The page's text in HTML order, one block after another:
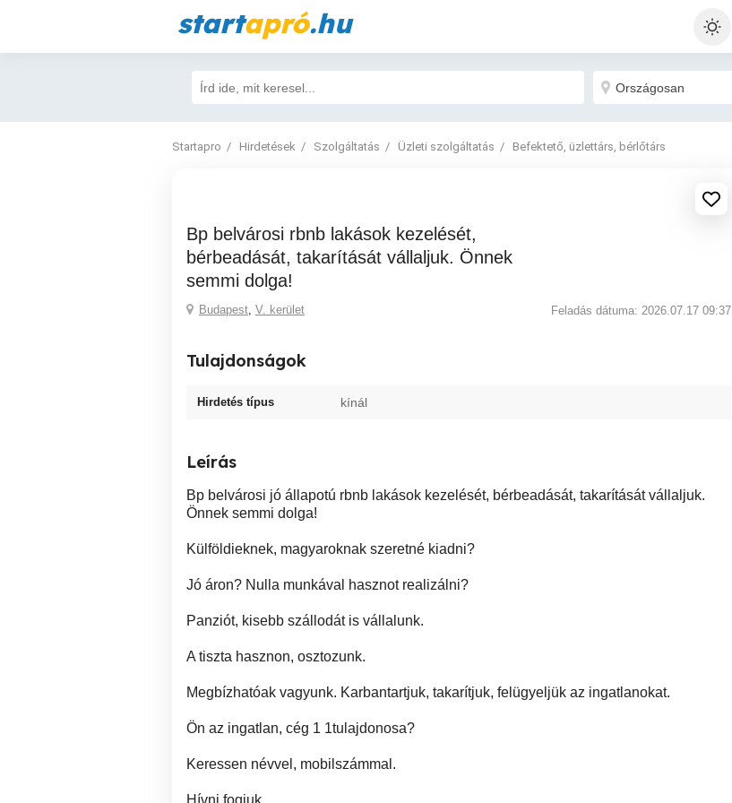
startapró.hu
Startapro Hirdetések Szolgáltatás Üzleti szolgáltatás Befektető, üzlettárs, bérlőtárs
Bp belvárosi rbnb lakások kezelését,
bérbeadását, takarítását vállaljuk. Önnek
semmi dolga!
Budapest, V. kerület Feladás dátuma: 2026.07.17 09:37
Tulajdonságok
Hirdetés típus kínál
Leírás
Bp belvárosi jó állapotú rbnb lakások kezelését, bérbeadását, takarítását vállaljuk.
Önnek semmi dolga!
Külföldieknek, magyaroknak szeretné kiadni?
Jó áron? Nulla munkával hasznot realizálni?
Panziót, kisebb szállodát is vállalunk.
A tiszta hasznon, osztozunk.
Megbízhatóak vagyunk. Karbantartjuk, takarítjuk, felügyeljük az ingatlanokat.
Ön az ingatlan, cég 1 1tulajdonosa?
Keressen névvel, mobilszámmal.
Hívni fogjuk.